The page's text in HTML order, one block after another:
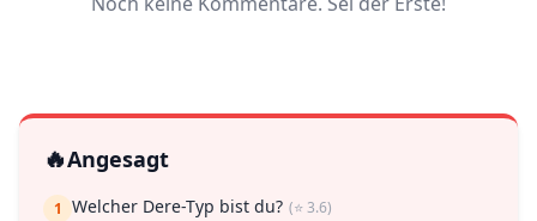
🔥Angesagt
1 Welcher Dere-Typ bist du? (⭐ 3.6)